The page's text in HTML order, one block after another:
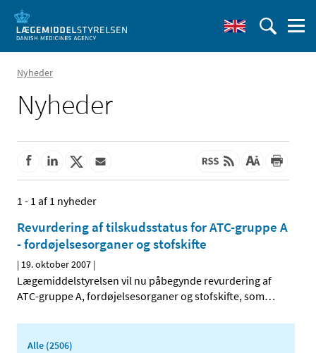
Nyheder
Nyheder
1 - 1 af 1 nyheder
Revurdering af tilskudsstatus for ATC-gruppe A
- fordøjelsesorganer og stofskifte
| 19. oktober 2007 |
Lægemiddelstyrelsen vil nu påbegynde revurdering af
ATC-gruppe A, fordøjelsesorganer og stofskifte, som…
Alle (2506)